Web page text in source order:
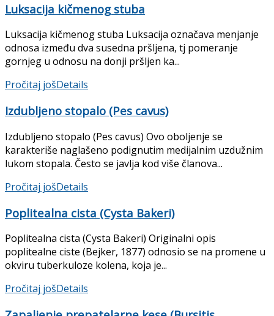
Luksacija kičmenog stuba
Luksacija kičmenog stuba Luksacija označava menjanje
odnosa između dva susedna pršljena, tj pomeranje
gornjeg u odno­su na donji pršljen ka...
Pročitaj jošDetails
Izdubljeno stopalo (Pes cavus)
Izdubljeno stopalo (Pes cavus) Ovo oboljenje se
karakteriše naglašeno podignutim medijalnim uzdužnim
lukom stopala. Često se javlja kod više članova...
Pročitaj jošDetails
Poplitealna cista (Cysta Bakeri)
Poplitealna cista (Cysta Bakeri) Originalni opis
poplitealne ciste (Bejker, 1877) odnosio se na promene u
okviru tuberkuloze kolena, koja je...
Pročitaj jošDetails